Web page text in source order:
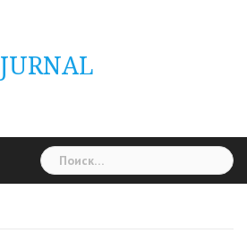
JURNAL
Найти: